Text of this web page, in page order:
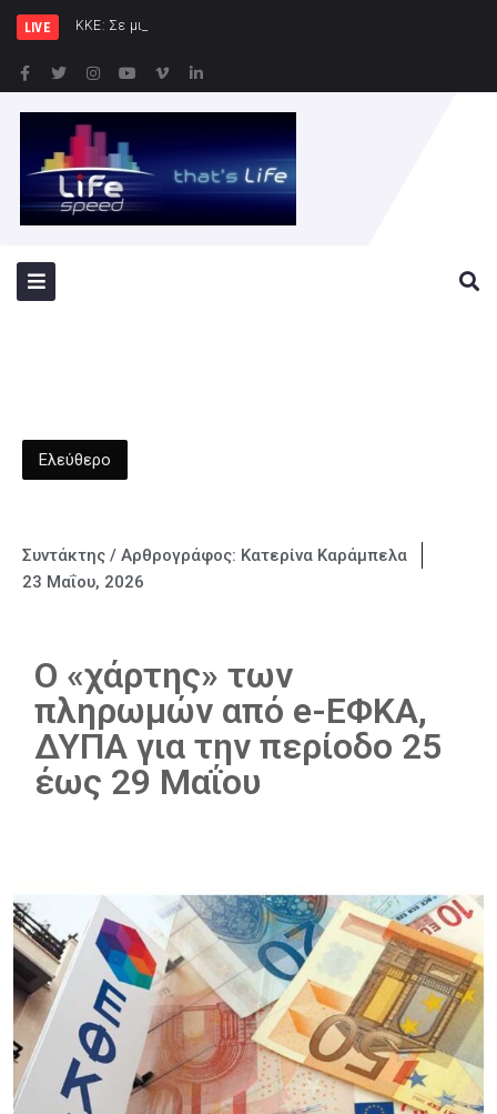
LIVE ΚΚΕ: Σε μια περιοχή που ήδη φλέ
Ελεύθερο
Συντάκτης / Αρθρογράφος: Κατερίνα Καράμπελα
23 Μαΐου, 2026
Ο «χάρτης» των
πληρωμών από e-ΕΦΚΑ,
ΔΥΠΑ για την περίοδο 25
έως 29 Μαΐου